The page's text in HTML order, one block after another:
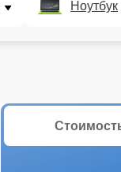
Ноутбук